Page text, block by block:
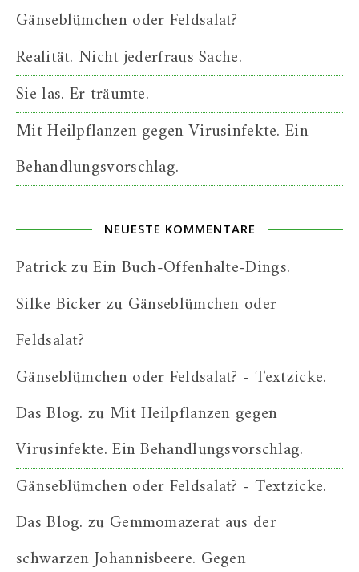
Gänseblümchen oder Feldsalat?
Realität. Nicht jederfraus Sache.
Sie las. Er träumte.
Mit Heilpflanzen gegen Virusinfekte. Ein
Behandlungsvorschlag.
NEUESTE KOMMENTARE
PatrickzuEin Buch-Offenhalte-Dings.
Silke Bickerzu Gänseblümchen oder
Feldsalat?
Gänseblümchen oder Feldsalat? - Textzicke.
Das Blog. zu Mit Heilpflanzen gegen
Virusinfekte. Ein Behandlungsvorschlag.
Gänseblümchen oder Feldsalat? - Textzicke.
Das Blog. zu Gemmomazerat aus der
schwarzen Johannisbeere. Gegen